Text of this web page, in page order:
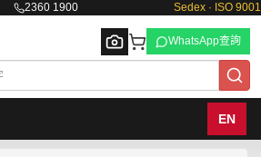
2360 1900 Sedex · ISO 9001
WhatsApp查詢
EN